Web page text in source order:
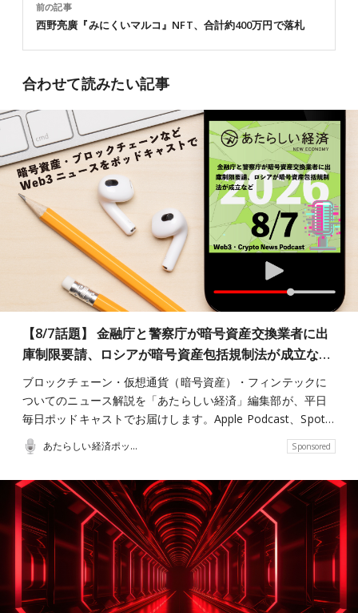
前の記事
西野亮廣『みにくいマルコ』NFT、合計約400万円で落札
合わせて読みたい記事
【8/7話題】 金融庁と警察庁が暗号資産交換業者に出
庫制限要請、ロシアが暗号資産包括規制法が成立な…
ブロックチェーン・仮想通貨（暗号資産）・フィンテックに
ついてのニュース解説を「あたらしい経済」編集部が、平日
毎日ポッドキャストでお届けします。Apple Podcast、Spot…
あたらしい経済ポッドキャスト Sponsored